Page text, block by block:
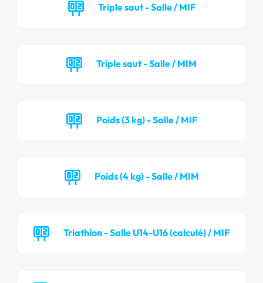
Triple saut - Salle / MIF
Triple saut - Salle / MIM
Poids (3 kg) - Salle / MIF
Poids (4 kg) - Salle / MIM
Triathlon - Salle U14-U16 (calculé) / MIF